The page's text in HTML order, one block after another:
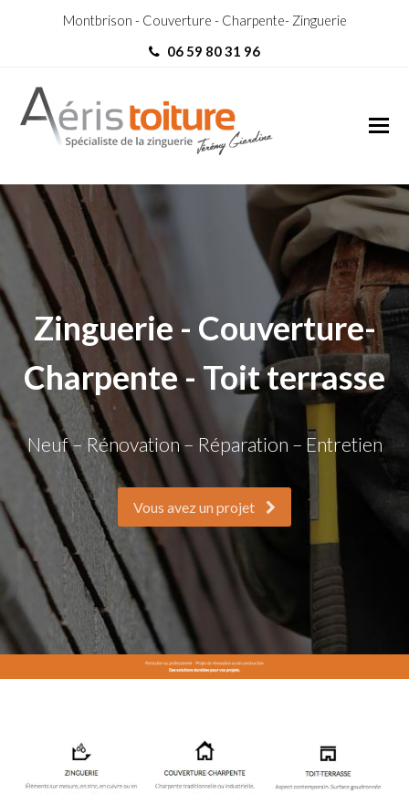
Montbrison - Couverture - Charpente- Zinguerie
06 59 80 31 96
Charpentier Saint-Sixte
Zinguerie - Couverture-
Charpente - Toit terrasse
Neuf – Rénovation – Réparation – Entretien
Vous avez un projet